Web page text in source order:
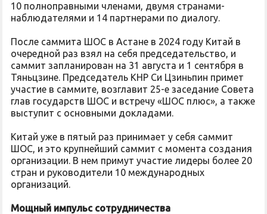
10 полноправными членами, двумя странами-
наблюдателями и 14 партнерами по диалогу.
После саммита ШОС в Астане в 2024 году Китай в
очередной раз взял на себя председательство, и
саммит запланирован на 31 августа и 1 сентября в
Тяньцзине. Председатель КНР Си Цзиньпин примет
участие в саммите, возглавит 25-е заседание Совета
глав государств ШОС и встречу «ШОС плюс», а также
выступит с основными докладами.
Китай уже в пятый раз принимает у себя саммит
ШОС, и это крупнейший саммит с момента создания
организации. В нем примут участие лидеры более 20
стран и руководители 10 международных
организаций.
Мощный импульс сотрудничества